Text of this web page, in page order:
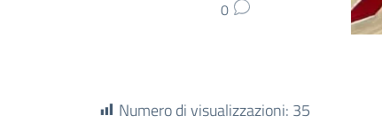
0
Numero di visualizzazioni: 35